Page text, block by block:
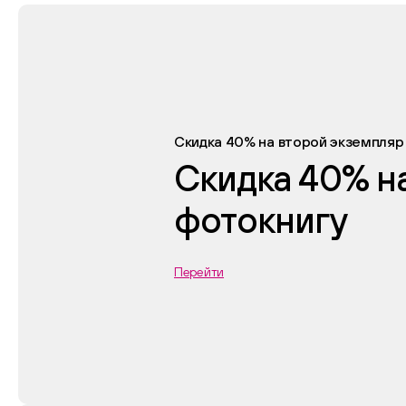
Скидка 40% на второй
Скидка 40%
фотокнигу
Перейти